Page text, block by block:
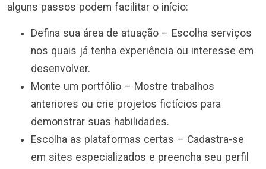
alguns passos podem facilitar o início:
Defina sua área de atuação – Escolha serviços
nos quais já tenha experiência ou interesse em
desenvolver.
Monte um portfólio – Mostre trabalhos
anteriores ou crie projetos fictícios para
demonstrar suas habilidades.
Escolha as plataformas certas – Cadastra-se
em sites especializados e preencha seu perfil